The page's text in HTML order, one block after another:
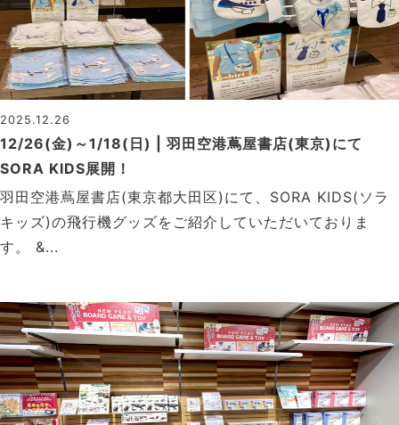
2025.12.26
12/26(金)～1/18(日) | 羽田空港蔦屋書店(東京)にて
SORA KIDS展開！
羽田空港蔦屋書店(東京都大田区)にて、SORA KIDS(ソラ
キッズ)の飛行機グッズをご紹介していただいておりま
す。 &...